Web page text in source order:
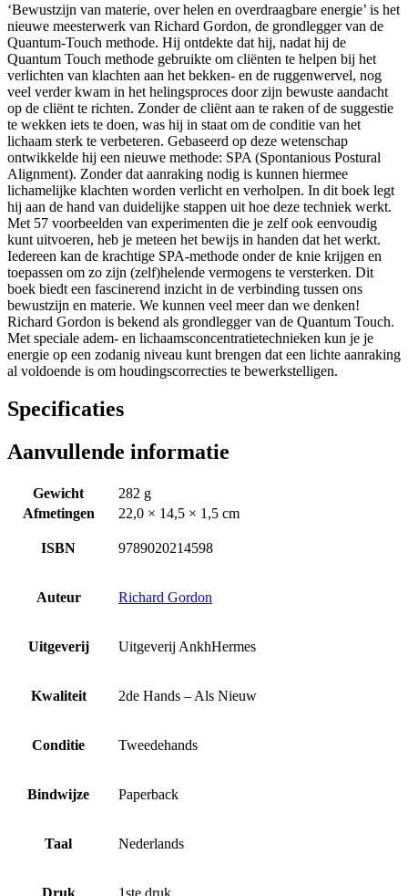
‘Bewustzijn van materie, over helen en overdraagbare energie’ is het
nieuwe meesterwerk van Richard Gordon, de grondlegger van de
Quantum-Touch methode. Hij ontdekte dat hij, nadat hij de
Quantum Touch methode gebruikte om cliënten te helpen bij het
verlichten van klachten aan het bekken- en de ruggenwervel, nog
veel verder kwam in het helingsproces door zijn bewuste aandacht
op de cliënt te richten. Zonder de cliënt aan te raken of de suggestie
te wekken iets te doen, was hij in staat om de conditie van het
lichaam sterk te verbeteren. Gebaseerd op deze wetenschap
ontwikkelde hij een nieuwe methode: SPA (Spontanious Postural
Alignment). Zonder dat aanraking nodig is kunnen hiermee
lichamelijke klachten worden verlicht en verholpen. In dit boek legt
hij aan de hand van duidelijke stappen uit hoe deze techniek werkt.
Met 57 voorbeelden van experimenten die je zelf ook eenvoudig
kunt uitvoeren, heb je meteen het bewijs in handen dat het werkt.
Iedereen kan de krachtige SPA-methode onder de knie krijgen en
toepassen om zo zijn (zelf)helende vermogens te versterken. Dit
boek biedt een fascinerend inzicht in de verbinding tussen ons
bewustzijn en materie. We kunnen veel meer dan we denken!
Richard Gordon is bekend als grondlegger van de Quantum Touch.
Met speciale adem- en lichaamsconcentratietechnieken kun je je
energie op een zodanig niveau kunt brengen dat een lichte aanraking
al voldoende is om houdingscorrecties te bewerkstelligen.
Specificaties
Aanvullende informatie
Gewicht
282 g
Afmetingen
22,0 × 14,5 × 1,5 cm
ISBN 9789020214598
Auteur Richard Gordon
Uitgeverij Uitgeverij AnkhHermes
Kwaliteit 2de Hands – Als Nieuw
Conditie Tweedehands
Bindwijze Paperback
Taal Nederlands